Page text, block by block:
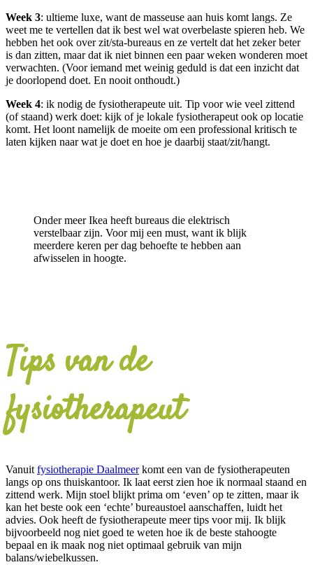
Week 3: ultieme luxe, want de masseuse aan huis komt langs. Ze
weet me te vertellen dat ik best wel wat overbelaste spieren heb. We
hebben het ook over zit/sta-bureaus en ze vertelt dat het zeker beter
is dan zitten, maar dat ik niet binnen een paar weken wonderen moet
verwachten. (Voor iemand met weinig geduld is dat een inzicht dat
je doorlopend doet. En nooit onthoudt.)
Week 4: ik nodig de fysiotherapeute uit. Tip voor wie veel zittend
(of staand) werk doet: kijk of je lokale fysiotherapeut ook op locatie
komt. Het loont namelijk de moeite om een professional kritisch te
laten kijken naar wat je doet en hoe je daarbij staat/zit/hangt.
Onder meer Ikea heeft bureaus die elektrisch
verstelbaar zijn. Voor mij een must, want ik blijk
meerdere keren per dag behoefte te hebben aan
afwisselen in hoogte.
Tips van de
fysiotherapeut
Vanuit fysiotherapie Daalmeerkomt een van de fysiotherapeuten
langs op ons thuiskantoor. Ik laat eerst zien hoe ik normaal staand en
zittend werk. Mijn stoel blijkt prima om ‘even’ op te zitten, maar ik
kan het beste ook een ‘echte’ bureaustoel aanschaffen, luidt het
advies. Ook heeft de fysiotherapeute meer tips voor mij. Ik blijk
bijvoorbeeld nog niet goed te weten hoe ik de beste stahoogte
bepaal en ik maak nog niet optimaal gebruik van mijn
balans/wiebelkussen.